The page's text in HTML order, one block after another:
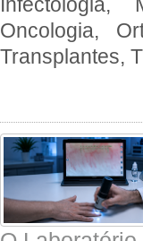
Oncologia,
Transplantes,